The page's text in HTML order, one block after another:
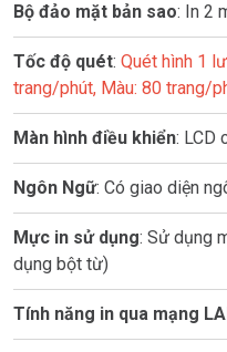
Bộ đảo mặt bản sao: In 2
Tốc độ quét: Quét hình 1
trang/phút, Màu: 80 trang/
Màn hình điều khiển: LCD
Ngôn Ngữ: Có giao diện
Mực in sử dụng: Sử dụng
dụng bột từ)
Tính năng in qua mạng